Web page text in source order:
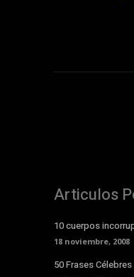
Articulos
10 cuerpos
18 noviembre, 2008
50 Frases